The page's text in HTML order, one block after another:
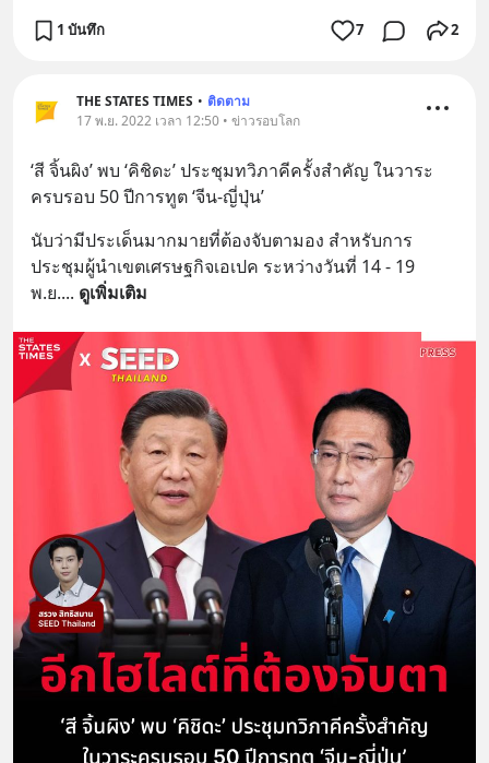
1 บันทึก 7 2
THE STATES TIMES • ติดตาม
17 พ.ย. 2022 เวลา 12:50 • ข่าวรอบโลก
‘สี จิ้นผิง’ พบ ‘คิชิดะ’ ประชุมทวิภาคีครั้งสำคัญ ในวาระ
ครบรอบ 50 ปีการทูต ‘จีน-ญี่ปุ่น’
นับว่ามีประเด็นมากมายที่ต้องจับตามอง สำหรับการ
ประชุมผู้นำเขตเศรษฐกิจเอเปค ระหว่างวันที่ 14 - 19
พ.ย.... ดูเพิ่มเติม